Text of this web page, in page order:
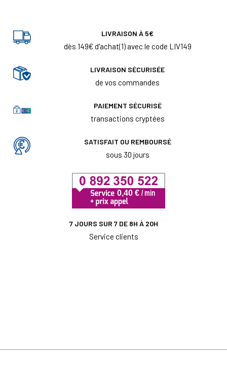
LIVRAISON À 5€
dès 149€ d'achat(1) avec le code LIV149
LIVRAISON SÉCURISÉE
de vos commandes
PAIEMENT SÉCURISÉ
transactions cryptées
SATISFAIT OU REMBOURSÉ
sous 30 jours
7 JOURS SUR 7 DE 8H À 20H
Service clients